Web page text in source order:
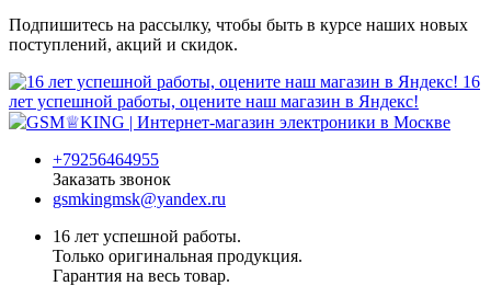
Подпишитесь на рассылку, чтобы быть в курсе наших новых
поступлений, акций и скидок.
16
лет успешной работы, оцените наш магазин в Яндекс!
+79256464955
Заказать звонок
gsmkingmsk@yandex.ru
16 лет успешной работы.
Только оригинальная продукция.
Гарантия на весь товар.